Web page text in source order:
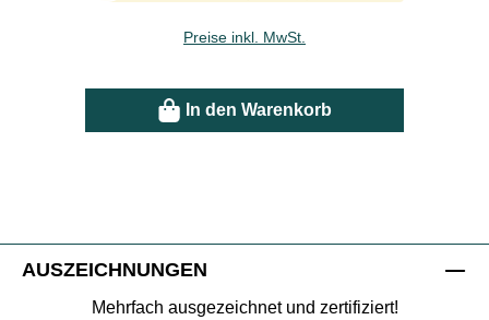
Preise inkl. MwSt.
In den Warenkorb
AUSZEICHNUNGEN
Mehrfach ausgezeichnet und zertifiziert!